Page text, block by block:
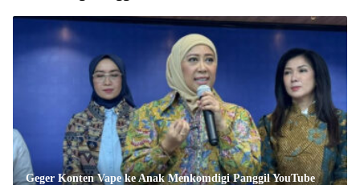
Geger Konten Vape ke Anak Menkomdigi Panggil YouTube